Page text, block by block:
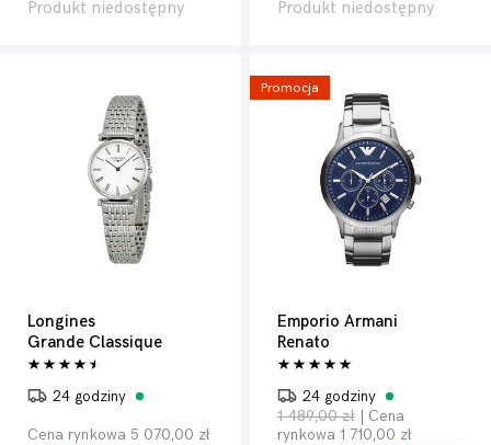
Produkt niedostępny Produkt niedostępny
Longines
Grande Classique
24 godziny
Cena rynkowa 5 070,00 zł
Promocja
Emporio Armani
Renato
24 godziny
1 489,00 zł | Cena
rynkowa 1 710,00 zł